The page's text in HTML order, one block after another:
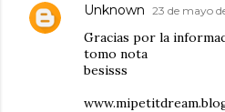
Unknown 23 de mayo
Gracias por la
tomo nota
besisss